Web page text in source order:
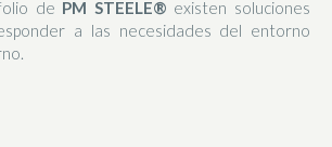
de PM STEELE® existen soluciones
a las necesidades del entorno